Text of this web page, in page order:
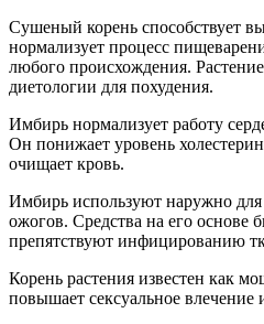
Сушеный корень способствует
нормализует процесс
любого происхождения.
диетологии для похудения.
Имбирь нормализует работу
Он понижает уровень
очищает кровь.
Имбирь используют наружно
ожогов. Средства на его основе
препятствуют инфицированию
Корень растения известен как
повышает сексуальное